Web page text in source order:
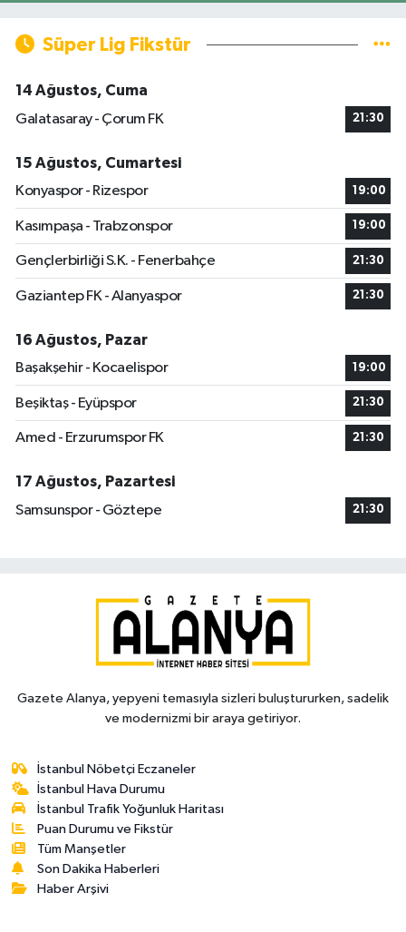
Süper Lig Fikstür
14 Ağustos, Cuma
Galatasaray - Çorum FK
21:30
15 Ağustos, Cumartesi
Konyaspor - Rizespor
19:00
Kasımpaşa - Trabzonspor 19:00
Gençlerbirliği S.K. - Fenerbahçe 21:30
Gaziantep FK - Alanyaspor 21:30
16 Ağustos, Pazar
Başakşehir - Kocaelispor
19:00
Beşiktaş - Eyüpspor 21:30
Amed - Erzurumspor FK 21:30
17 Ağustos, Pazartesi
Samsunspor - Göztepe
21:30
Gazete Alanya, yepyeni temasıyla sizleri buluştururken, sadelik
ve modernizmi bir araya getiriyor.
İstanbul Nöbetçi Eczaneler
İstanbul Hava Durumu
İstanbul Trafik Yoğunluk Haritası
Puan Durumu ve Fikstür
Tüm Manşetler
Son Dakika Haberleri
Haber Arşivi